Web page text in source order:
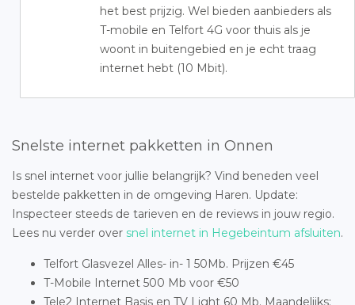
het best prijzig. Wel bieden aanbieders als
T-mobile en Telfort 4G voor thuis als je
woont in buitengebied en je echt traag
internet hebt (10 Mbit).
Snelste internet pakketten in Onnen
Is snel internet voor jullie belangrijk? Vind beneden veel
bestelde pakketten in de omgeving Haren. Update:
Inspecteer steeds de tarieven en de reviews in jouw regio.
Lees nu verder over snel internet in Hegebeintum afsluiten.
Telfort Glasvezel Alles- in- 1 50Mb. Prijzen €45
T-Mobile Internet 500 Mb voor €50
Tele2 Internet Basis en TV Light 60 Mb. Maandelijks: